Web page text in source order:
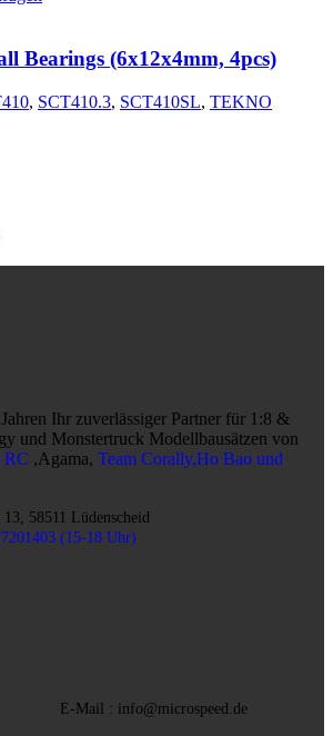
Bearings (6x12x4mm, 4pcs)
, SCT410.3, SCT410SL, TEKNO
Ihr zuverlässiger Partner für 1:8 &
und Monstertruck Modellbausätzen von
RC ,Agama, Team Corally,Ho Bao und
13, 58511 Lüdenscheid
(15-18 Uhr)
E-Mail : info@microspeed.de